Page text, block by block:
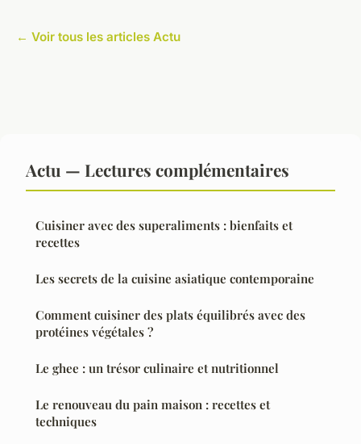
← Voir tous les articles Actu
Actu — Lectures complémentaires
Cuisiner avec des superaliments : bienfaits et
recettes
Les secrets de la cuisine asiatique contemporaine
Comment cuisiner des plats équilibrés avec des
protéines végétales ?
Le ghee : un trésor culinaire et nutritionnel
Le renouveau du pain maison : recettes et
techniques